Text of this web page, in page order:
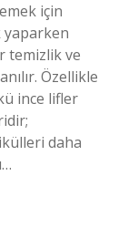
için
yaparken
temizlik ve
Özellikle
ince lifler
daha